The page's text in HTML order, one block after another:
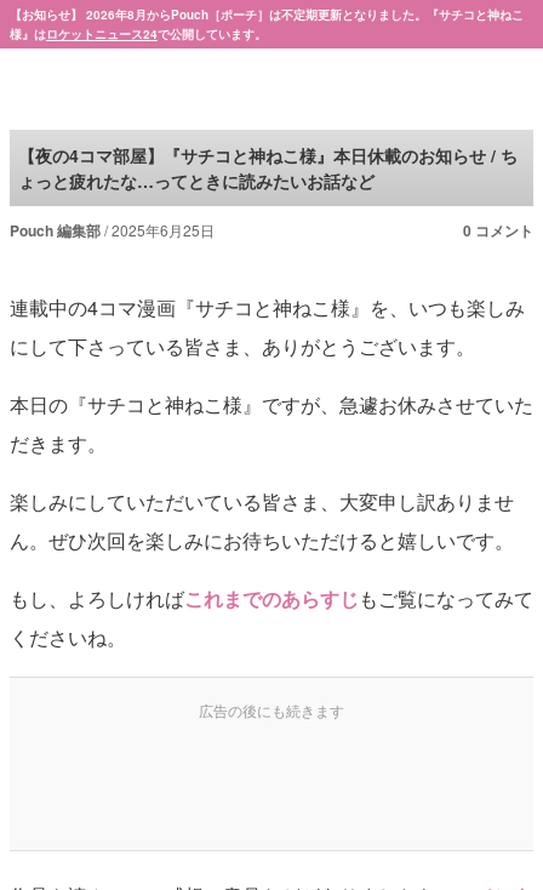
【お知らせ】 2026年8月からPouch［ポーチ］は不定期更新となりました。『サチコと神ねこ
様』はロケットニュース24で公開しています。
【夜の4コマ部屋】『サチコと神ねこ様』本日休載のお知らせ / ち
ょっと疲れたな…ってときに読みたいお話など
Pouch 編集部 2025年6月25日 0 コメント
連載中の4コマ漫画『サチコと神ねこ様』を、いつも楽しみ
にして下さっている皆さま、ありがとうございます。
本日の『サチコと神ねこ様』ですが、急遽お休みさせていた
だきます。
楽しみにしていただいている皆さま、大変申し訳ありませ
ん。ぜひ次回を楽しみにお待ちいただけると嬉しいです。
もし、よろしければこれまでのあらすじもご覧になってみて
くださいね。